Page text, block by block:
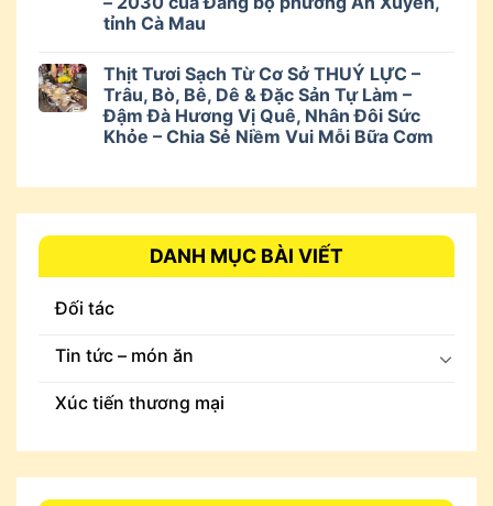
tỉnh Cà Mau
Thịt Tươi Sạch Từ Cơ Sở THUÝ LỰC –
Trâu, Bò, Bê, Dê & Đặc Sản Tự Làm –
Đậm Đà Hương Vị Quê, Nhân Đôi Sức
Khỏe – Chia Sẻ Niềm Vui Mỗi Bữa Cơm
DANH MỤC BÀI VIẾT
Đối tác
Tin tức – món ăn
Xúc tiến thương mại